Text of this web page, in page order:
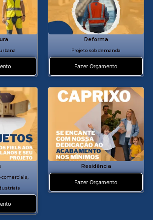
Reforma
Projeto sob demanda
Fazer Orçamento
comerciais,
Residência
Fazer Orçamento
Adesivo
Programar
TAG NFC
Teste de
leitura NFC
Pronto.
adesivo NFC